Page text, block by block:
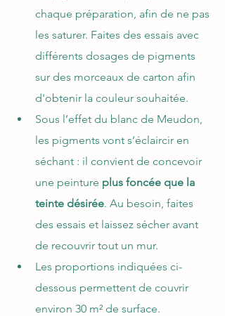
chaque préparation, afin de ne pas
les saturer. Faites des essais avec
différents dosages de pigments
sur des morceaux de carton afin
d'obtenir la couleur souhaitée.
Sous l’effet du blanc de Meudon,
les pigments vont s’éclaircir en
séchant : il convient de concevoir
une peinture plus foncée que la
teinte désirée. Au besoin, faites
des essais et laissez sécher avant
de recouvrir tout un mur.
Les proportions indiquées ci-
dessous permettent de couvrir
environ 30 m² de surface.